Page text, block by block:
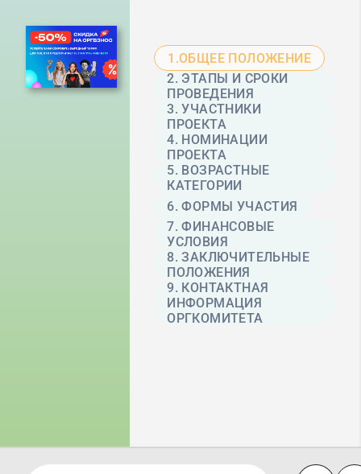
1.ОБЩЕЕ ПОЛОЖЕНИЕ
2. ЭТАПЫ И СРОКИ
ПРОВЕДЕНИЯ
3. УЧАСТНИКИ
ПРОЕКТА
4. НОМИНАЦИИ
ПРОЕКТА
5. ВОЗРАСТНЫЕ
КАТЕГОРИИ
6. ФОРМЫ УЧАСТИЯ
7. ФИНАНСОВЫЕ
УСЛОВИЯ
8. ЗАКЛЮЧИТЕЛЬНЫЕ
ПОЛОЖЕНИЯ
9. КОНТАКТНАЯ
ИНФОРМАЦИЯ
ОРГКОМИТЕТА